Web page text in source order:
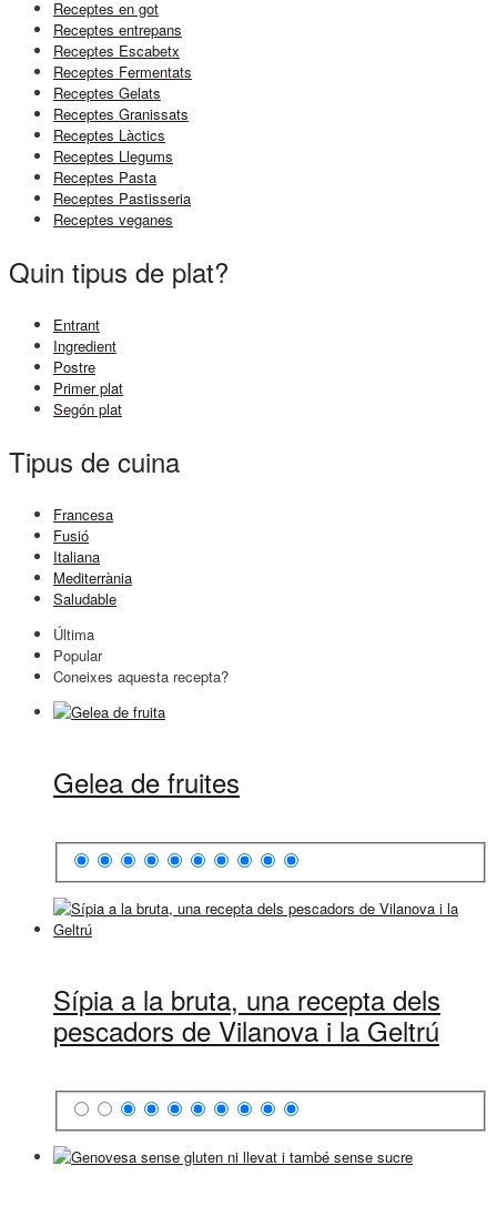
Receptes en got
Receptes entrepans
Receptes Escabetx
Receptes Fermentats
Receptes Gelats
Receptes Granissats
Receptes Làctics
Receptes Llegums
Receptes Pasta
Receptes Pastisseria
Receptes veganes
Quin tipus de plat?
Entrant
Ingredient
Postre
Primer plat
Segón plat
Tipus de cuina
Francesa
Fusió
Italiana
Mediterrània
Saludable
Última
Popular
Coneixes aquesta recepta?
Gelea de fruites
Sípia a la bruta, una recepta dels
pescadors de Vilanova i la Geltrú